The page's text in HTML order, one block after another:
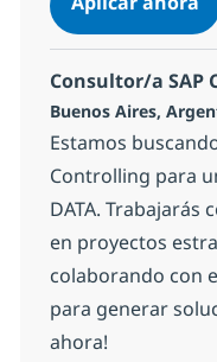
Consultor/a SAP
Ubicación
Buenos Aires,
Estamos
Controlling para
DATA. Trabajarás
en proyectos
colaborando con
para generar
ahora!